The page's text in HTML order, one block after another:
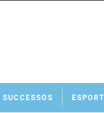
SUCCESSOS